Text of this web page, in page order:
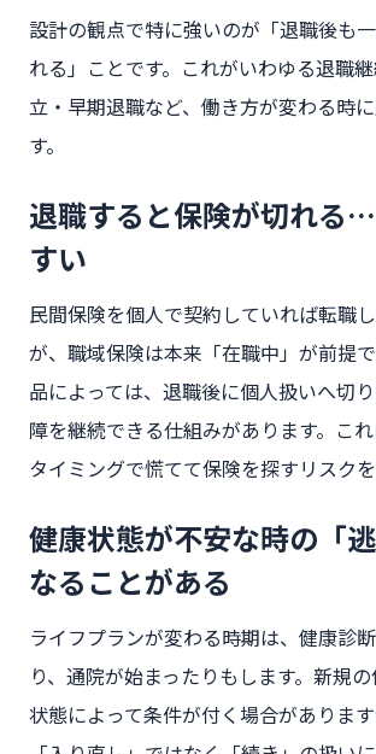
設計の観点で特に強いのが「退職後も
れる」ことです。これがいわゆる退職
立・早期退職など、働き方が変わる時
す。
退職すると保険が切れる
すい
民間保険を個人で契約していれば転職
が、職域保険は本来「在職中」が前提
品によっては、退職後に個人扱いへ切
障を継続できる仕組みがあります。こ
タイミングで慌てて保険を探すリスクを
健康状態が不安な時の「
なることがある
ライフプランが変わる時期は、健康診
り、通院が始まったりもします。新規
状態によって条件が付く場合がありま